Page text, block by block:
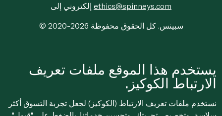
ethics@spinneys.com
© 2020-2026 سبينس. كل الحقوق محفوظة
يستخدم هذا الموقع ملفات تعريف
الارتباط الكوكيز.
نستخدم ملفات تعريف الارتباط (الكوكيز) لجعل تجربة التسوق أكثر